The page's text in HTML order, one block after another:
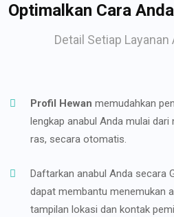
Optimalkan Cara
Detail Setiap Layanan
Profil Hewan memudahkan
lengkap anabul Anda mulai dari
ras, secara otomatis.
Daftarkan anabul Anda secara
dapat membantu menemukan
tampilan lokasi dan kontak